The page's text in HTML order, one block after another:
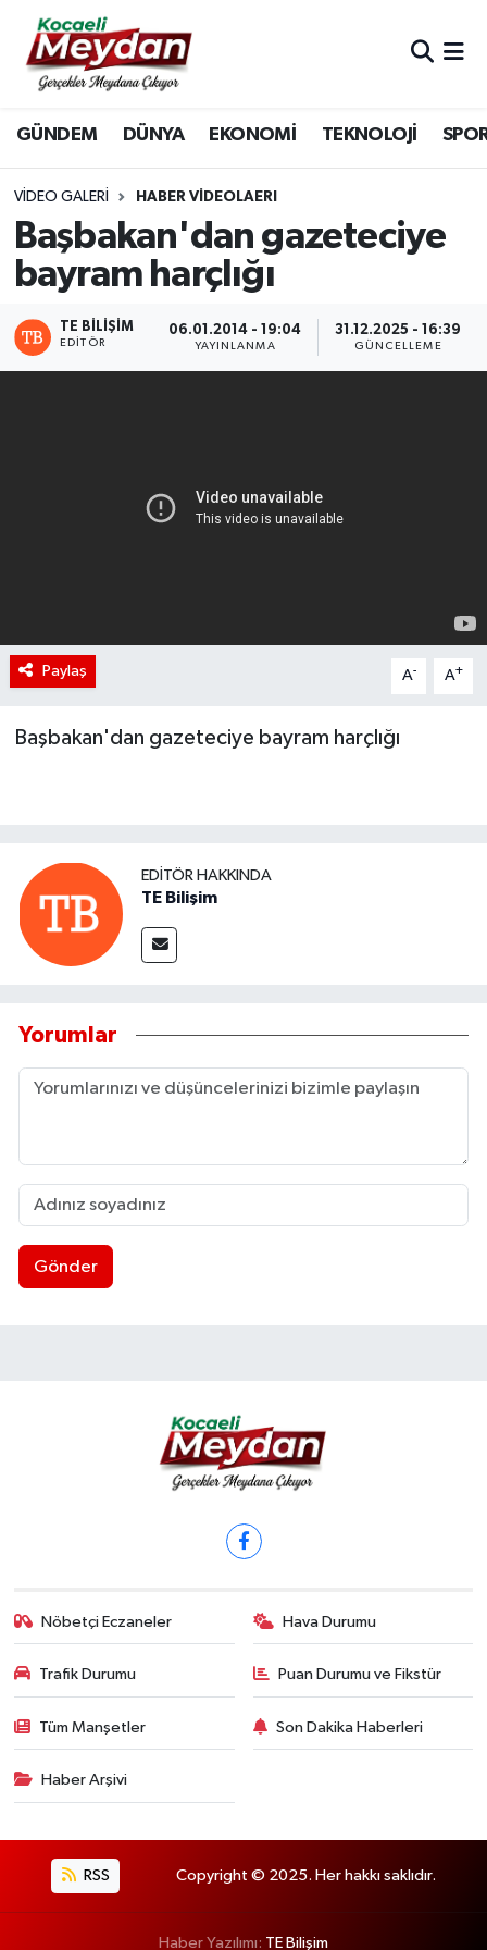
GÜNDEM DÜNYA EKONOMİ TEKNOLOJİ
VIDEO GALERI HABER VİDEOLAERI
Başbakan'dan gazeteciye
bayram harçlığı
TE BILIŞIM
EDITÖR
06.01.2014 - 19:04
YAYINLANMA
31.12.2025 - 16:39
GÜNCELLEME
Paylaş A- A+
Başbakan'dan gazeteciye bayram harçlığı
EDITÖR HAKKINDA
TE Bilişim
Yorumlar
Gönder
Nöbetçi Eczaneler Hava Durumu
Trafik Durumu Puan Durumu ve Fikstür
Tüm Manşetler Son Dakika Haberleri
Haber Arşivi
RSS Copyright © 2025. Her hakkı saklıdır.
Haber Yazılımı: TE Bilişim
Nöbetçi Eczaneler
Hava Durumu
Trafik Durumu
Süper Lig Puan Durumu ve Fikstür